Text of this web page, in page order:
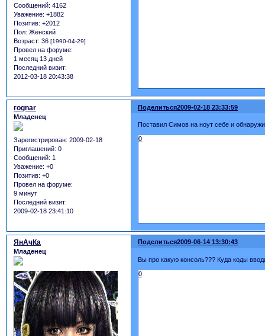
Сообщений: 4162
Уважение: +1882
Позитив: +2012
Пол: Женский
Возраст: 36 [1990-04-29]
Провел на форуме:
1 месяц 13 дней
Последний визит:
2012-03-18 20:43:38
Поделиться2009-02-18 23:33:59
rognar
Младенец
Зарегистрирован: 2009-02-18
Приглашений: 0
Сообщений: 1
Уважение: +0
Позитив: +0
Провел на форуме:
9 минут
Последний визит:
2009-02-18 23:41:10
Поставил Симов на ноут себе и
0
Поделиться2009-06-14 13:30:43
ЯнАчКа
Младенец
Вы про какую консоль??? Куда коды
0